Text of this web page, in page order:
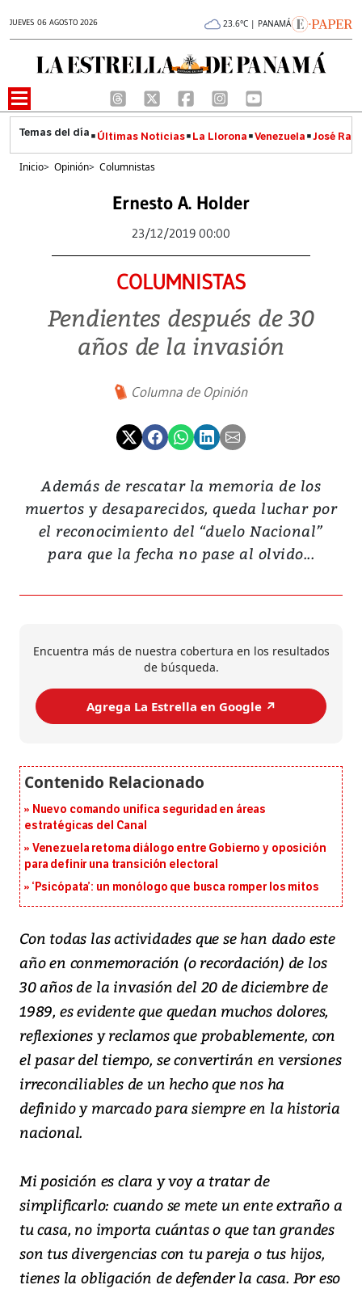
JUEVES 06 AGOSTO 2026 23.6°C | PANAMÁ
Últimas Noticias La Llorona Venezuela José
Inicio> Opinión> Columnistas
Ernesto A. Holder
23/12/2019 00:00
COLUMNISTAS
Pendientes después de 30
años de la invasión
Columna de Opinión
Además de rescatar la memoria de los
muertos y desaparecidos, queda luchar por
el reconocimiento del “duelo Nacional”
para que la fecha no pase al olvido...
Encuentra más de nuestra cobertura en los resultados
de búsqueda.
Agrega La Estrella en Google ↗️
Nuevo comando unifica seguridad en áreas
estratégicas del Canal
Venezuela retoma diálogo entre Gobierno y oposición
para definir una transición electoral
‘Psicópata’: un monólogo que busca romper los mitos
Con todas las actividades que se han dado este
año en conmemoración (o recordación) de los
30 años de la invasión del 20 de diciembre de
1989, es evidente que quedan muchos dolores,
reflexiones y reclamos que probablemente, con
el pasar del tiempo, se convertirán en versiones
irreconciliables de un hecho que nos ha
definido y marcado para siempre en la historia
nacional.
Mi posición es clara y voy a tratar de
simplificarlo: cuando se mete un ente extraño a
tu casa, no importa cuántas o que tan grandes
son tus divergencias con tu pareja o tus hijos,
tienes la obligación de defender la casa. Por eso